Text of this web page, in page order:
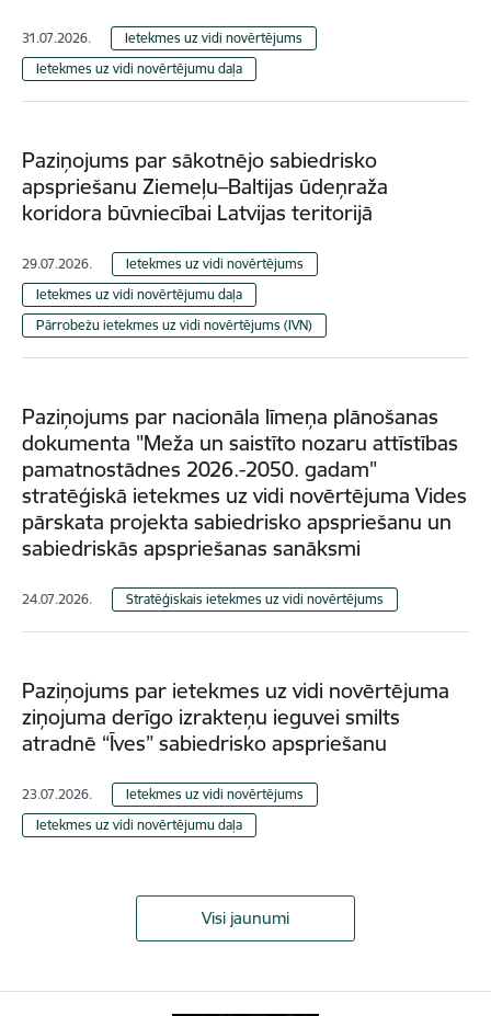
31.07.2026.
Ietekmes uz vidi novērtējums
Ietekmes uz vidi novērtējumu daļa
Paziņojums par sākotnējo sabiedrisko
apspriešanu Ziemeļu–Baltijas ūdeņraža
koridora būvniecībai Latvijas teritorijā
29.07.2026.
Ietekmes uz vidi novērtējums
Ietekmes uz vidi novērtējumu daļa
Pārrobežu ietekmes uz vidi novērtējums (IVN)
Paziņojums par nacionāla līmeņa plānošanas
dokumenta "Meža un saistīto nozaru attīstības
pamatnostādnes 2026.-2050. gadam"
stratēģiskā ietekmes uz vidi novērtējuma Vides
pārskata projekta sabiedrisko apspriešanu un
sabiedriskās apspriešanas sanāksmi
24.07.2026. Stratēģiskais ietekmes uz vidi novērtējums
Paziņojums par ietekmes uz vidi novērtējuma
ziņojuma derīgo izrakteņu ieguvei smilts
atradnē “Īves” sabiedrisko apspriešanu
23.07.2026.
Ietekmes uz vidi novērtējums
Ietekmes uz vidi novērtējumu daļa
Visi jaunumi